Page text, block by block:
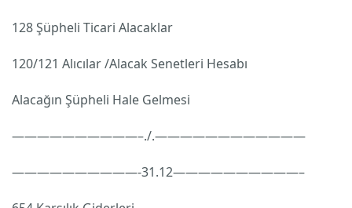
128 Şüpheli Ticari Alacaklar
120/121 Alıcılar /Alacak Senetleri Hesabı
Alacağın Şüpheli Hale Gelmesi
——————————–./.————————————
——————————-31.12——————————–